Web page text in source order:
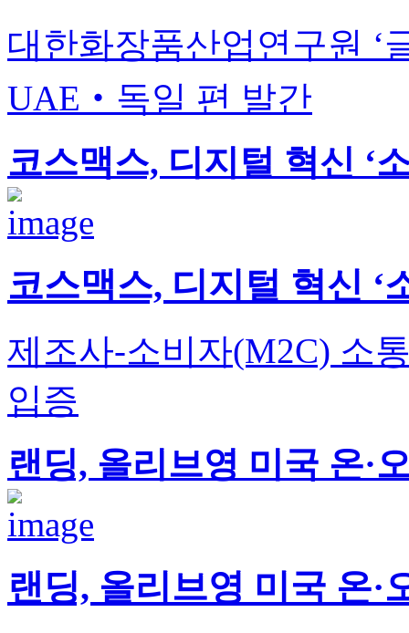
대한화장품산업연구원 ‘
UAE‧독일 편 발간
코스맥스, 디지털 혁신 ‘
코스맥스, 디지털 혁신 ‘
제조사-소비자(M2C) 소
입증
랜딩, 올리브영 미국 온·
랜딩, 올리브영 미국 온·